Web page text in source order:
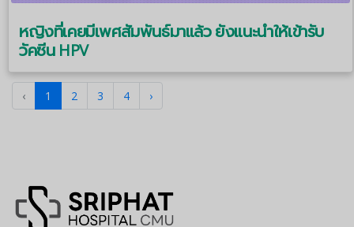
หญิงที่เคยมีเพศสัมพันธ์มาแล้ว ยังแนะนำให้เข้ารับ
วัคซีน HPV
‹ 1 2 3 4 ›